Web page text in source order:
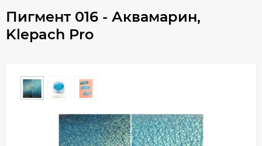
Пигмент 016 - Аквамарин,
Klepach Pro